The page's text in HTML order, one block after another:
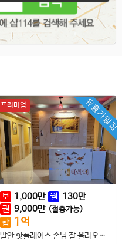
유흥가밀집
프리미엄
보 1,000만 월 130만
권 9,000만 (절충가능)
합 1 억
발안 핫플레이스 손님 잘 올라오는 100% 로드샵